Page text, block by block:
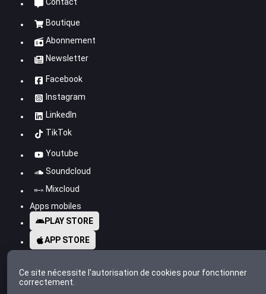
Contact
Boutique
Abonnement
Newsletter
Facebook
Instagram
LinkedIn
TikTok
Youtube
Soundcloud
Mixcloud
Apps mobiles
PLAY STORE
APP STORE
Ce site nécessite l'autorisation de cookies pour fonctionner
correctement.